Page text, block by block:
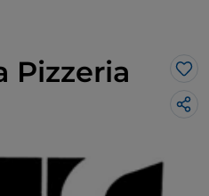
Pizzeria Me